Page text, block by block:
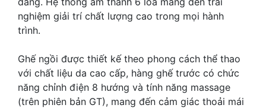
nghiệm giải trí chất lượng cao trong mọi hành
trình.
Ghế ngồi được thiết kế theo phong cách thể thao
với chất liệu da cao cấp, hàng ghế trước có chức
năng chỉnh điện 8 hướng và tính năng massage
(trên phiên bản GT), mang đến cảm giác thoải mái